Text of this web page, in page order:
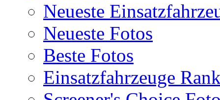
Neueste
Neueste Fotos
Beste Fotos
Einsatzfahrzeuge